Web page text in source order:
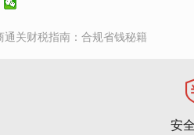
通关财税指南：合规省钱秘籍
安